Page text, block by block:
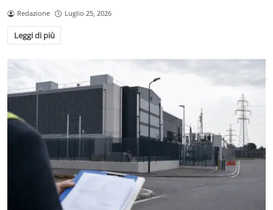
Redazione Luglio 25, 2026
Leggi di più